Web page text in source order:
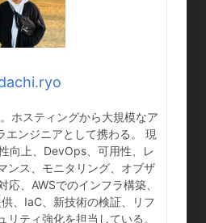
ホスティングから大規模なア
エンジニアとして携わる。 現
向上、DevOps、可用性、レ
ンス、モニタリング、オブザ
応、AWSでのインフラ構築、
、IaC、新技術の検証、リフ
リティ強化を担当している。